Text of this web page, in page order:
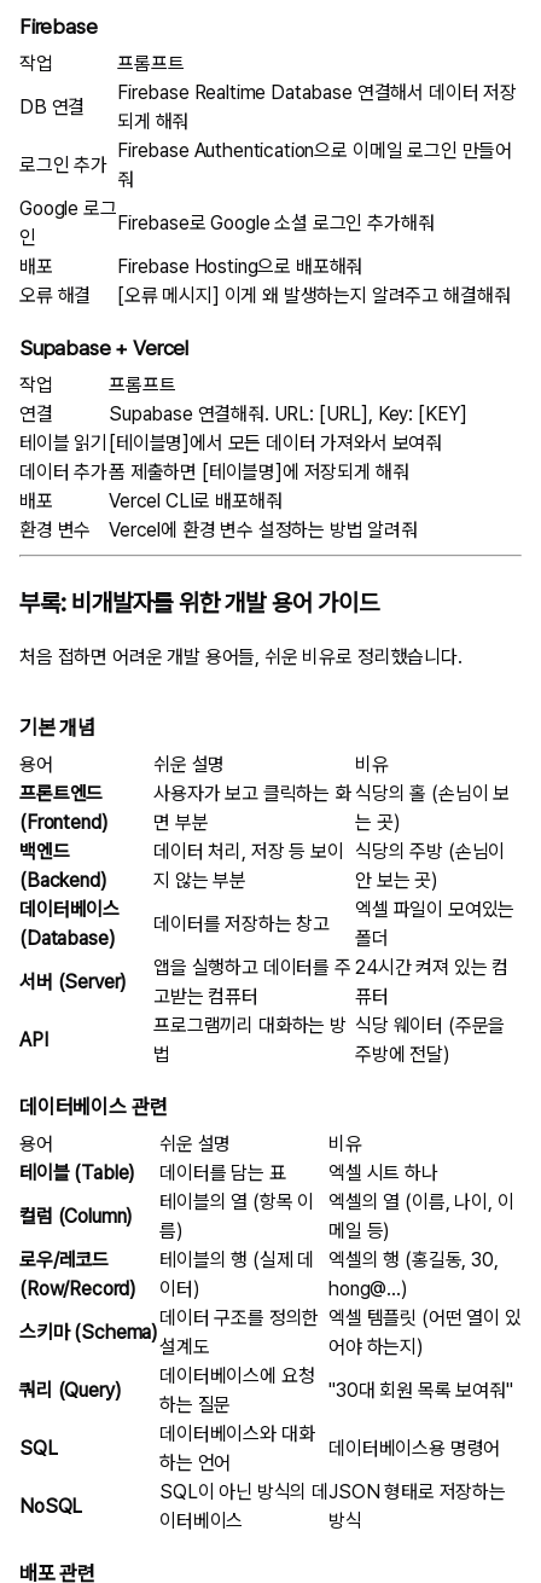
Firebase
작업
프롬프트
DB 연결
Firebase Realtime Database 연결해서 데이터 저장
되게 해줘
로그인 추가
Firebase Authentication으로 이메일 로그인 만들어
줘
Google 로그
인
Firebase로 Google 소셜 로그인 추가해줘
배포
Firebase Hosting으로 배포해줘
오류 해결
[오류 메시지] 이게 왜 발생하는지 알려주고 해결해줘
Supabase + Vercel
작업
프롬프트
연결
Supabase 연결해줘. URL: [URL], Key: [KEY]
테이블 읽기 [테이블명]에서 모든 데이터 가져와서 보여줘
데이터 추가폼 제출하면 [테이블명]에 저장되게 해줘
배포
Vercel CLI로 배포해줘
환경 변수
Vercel에 환경 변수 설정하는 방법 알려줘
부록: 비개발자를 위한 개발 용어 가이드
처음 접하면 어려운 개발 용어들, 쉬운 비유로 정리했습니다.
기본 개념
용어 쉬운 설명
비유
프론트엔드
(Frontend)
사용자가 보고 클릭하는 화
면 부분
식당의 홀 (손님이 보
는 곳)
백엔드
(Backend)
데이터 처리, 저장 등 보이
지 않는 부분
식당의 주방 (손님이
안 보는 곳)
데이터베이스
(Database)
데이터를 저장하는 창고
엑셀 파일이 모여있는
폴더
서버 (Server)
앱을 실행하고 데이터를 주
고받는 컴퓨터
24시간 켜져 있는 컴
퓨터
API
프로그램끼리 대화하는 방
법
식당 웨이터 (주문을
주방에 전달)
데이터베이스 관련
용어 쉬운 설명
비유
테이블 (Table)
데이터를 담는 표
엑셀 시트 하나
컬럼 (Column)
테이블의 열 (항목 이
름)
엑셀의 열 (이름, 나이, 이
메일 등)
로우/레코드
(Row/Record)
테이블의 행 (실제 데
이터)
엑셀의 행 (홍길동, 30,
hong@...)
스키마 (Schema)
데이터 구조를 정의한
설계도
엑셀 템플릿 (어떤 열이 있
어야 하는지)
쿼리 (Query)
데이터베이스에 요청
하는 질문
"30대 회원 목록 보여줘"
SQL
데이터베이스와 대화
하는 언어
데이터베이스용 명령어
NoSQL
SQL이 아닌 방식의 데
이터베이스
JSON 형태로 저장하는
방식
배포 관련